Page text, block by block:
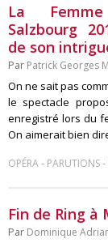
La
Salzbourg
de son
Par Patrick Georges
On ne sait pas
le spectacle
enregistré lors du
On aimerait bien
OPÉRA- PARUTIONS-
Fin de Ring à
Par Dominique